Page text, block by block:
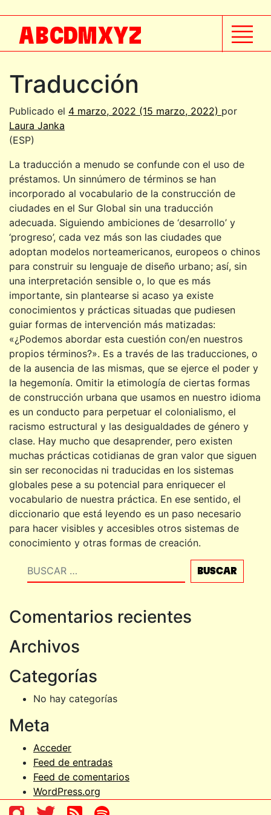
ABCDMXYZ
Traducción
Publicado el 4 marzo, 2022 (15 marzo, 2022) por
Laura Janka
(ESP)
La traducción a menudo se confunde con el uso de
préstamos. Un sinnúmero de términos se han
incorporado al vocabulario de la construcción de
ciudades en el Sur Global sin una traducción
adecuada. Siguiendo ambiciones de ‘desarrollo’ y
‘progreso’, cada vez más son las ciudades que
adoptan modelos norteamericanos, europeos o chinos
para construir su lenguaje de diseño urbano; así, sin
una interpretación sensible o, lo que es más
importante, sin plantearse si acaso ya existe
conocimientos y prácticas situadas que pudiesen
guiar formas de intervención más matizadas:
«¿Podemos abordar esta cuestión con/en nuestros
propios términos?». Es a través de las traducciones, o
de la ausencia de las mismas, que se ejerce el poder y
la hegemonía. Omitir la etimología de ciertas formas
de construcción urbana que usamos en nuestro idioma
es un conducto para perpetuar el colonialismo, el
racismo estructural y las desigualdades de género y
clase. Hay mucho que desaprender, pero existen
muchas prácticas cotidianas de gran valor que siguen
sin ser reconocidas ni traducidas en los sistemas
globales pese a su potencial para enriquecer el
vocabulario de nuestra práctica. En ese sentido, el
diccionario que está leyendo es un paso necesario
para hacer visibles y accesibles otros sistemas de
conocimiento y otras formas de creación.
Buscar
Comentarios recientes
Archivos
Categorías
No hay categorías
Meta
Acceder
Feed de entradas
Feed de comentarios
WordPress.org